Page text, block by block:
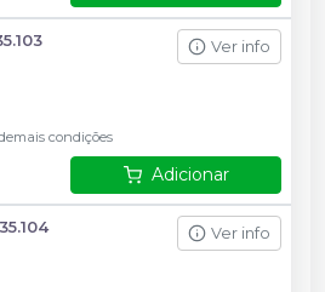
Ver info
condições
Adicionar
Ver info